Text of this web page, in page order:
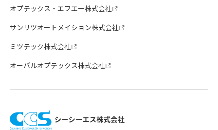
オプテックス・エフエー株式会社
サンリツオートメイション株式会社
ミツテック株式会社
オーパルオプテックス株式会社